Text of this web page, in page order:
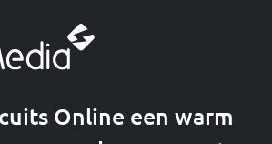
Online een warm